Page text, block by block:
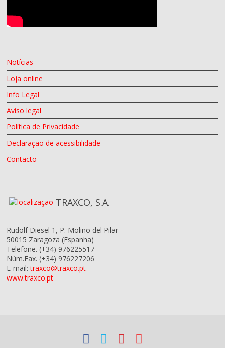
Notícias
Loja online
Info Legal
Aviso legal
Política de Privacidade
Declaração de acessibilidade
Contacto
TRAXCO, S.A.
Rudolf Diesel 1, P. Molino del Pilar
50015 Zaragoza (Espanha)
Telefone.(+34) 976225517
Núm.Fax.(+34) 976227206
E-mail:traxco@traxco.pt
www.traxco.pt